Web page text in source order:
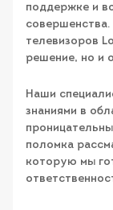
поддержке и
телевизоров
решение, но и
Наши
знаниями в
поломка
которую мы